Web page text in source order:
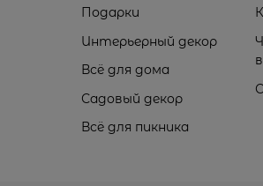
Подарки
Интерьерный декор
Всё для дома
Садовый декор
Всё для пикника